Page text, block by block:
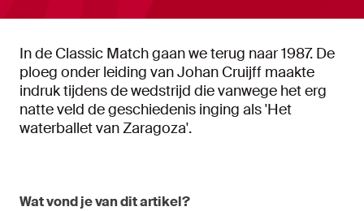
In de Classic Match gaan we terug naar 1987. De
ploeg onder leiding van Johan Cruijff maakte
indruk tijdens de wedstrijd die vanwege het erg
natte veld de geschiedenis inging als 'Het
waterballet van Zaragoza'.
Wat vond je van dit artikel?